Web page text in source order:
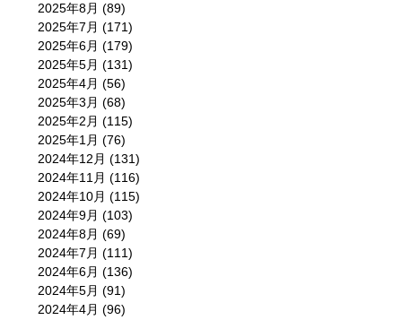
2025年8月 (89)
2025年7月 (171)
2025年6月 (179)
2025年5月 (131)
2025年4月 (56)
2025年3月 (68)
2025年2月 (115)
2025年1月 (76)
2024年12月 (131)
2024年11月 (116)
2024年10月 (115)
2024年9月 (103)
2024年8月 (69)
2024年7月 (111)
2024年6月 (136)
2024年5月 (91)
2024年4月 (96)